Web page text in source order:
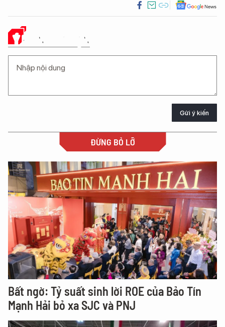
Ý KIẾN CỦA BẠN
Gửi ý kiến
ĐỪNG BỎ LỠ
Bất ngờ: Tỷ suất sinh lời ROE của Bảo Tín
Mạnh Hải bỏ xa SJC và PNJ